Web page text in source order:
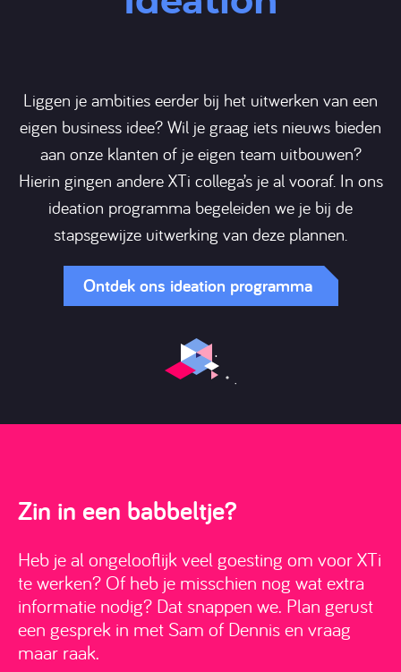
Liggen je ambities eerder bij het uitwerken van een
eigen business idee? Wil je graag iets nieuws bieden
aan onze klanten of je eigen team uitbouwen?
Hierin gingen andere XTi collega’s je al vooraf. In ons
ideation programma begeleiden we je bij de
stapsgewijze uitwerking van deze plannen.
Ontdek ons ideation programma
Zin in een babbeltje?
Heb je al ongelooflijk veel goesting om voor XTi
te werken? Of heb je misschien nog wat extra
informatie nodig? Dat snappen we. Plan gerust
een gesprek in met Sam of Dennis en vraag
maar raak.